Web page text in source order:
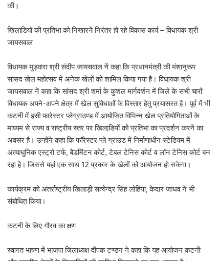
की।
खिलाडियों की प्रतिभा को निखारनें निरंतर हो रहे विकास कार्य – विधायक श्री
जायसवाल
विधायक मुड़वारा श्री संदीप जायसवाल नें कहा कि प्रधानमंत्री की मंशानुरूप
सांसद खेल महोत्‍सव में अनेक खेलों को शामिल किया गया है। विधायक श्री
जायसवाल नें कहा कि सांसद श्री शर्मा के कुशल मार्गदर्शन में जिले के सभी चारों
विधायक अपने-अपने क्षेत्र में खेल सुविधाओं के विस्तार हेतु प्रयासरत है। पूर्व में भी
कटनी में इसी फारेस्टर प्लेग्राउण्ड में आयोजित विभिन्‍न खेल प्रतियोगिताओं के
माध्यम से राज्‍य व राष्‍ट्रीय स्‍तर पर खिलाडि़यों को प्रतिभा का प्रदर्शन करनें का
अवसर है। उन्‍होंने कहा कि फॉरेस्‍टर प्‍ले ग्राउंड में निर्माणाधीन स्‍टेडियम में
अत्‍याधुनिक एस्‍ट्रो टर्फ, बैडमिंटन कोर्ट, टेबल टेनिस कोर्ट व लॉन टेनिस कोर्ट बन
रहा है। जिससे यहां एक साथ 12 प्रकार के खेलों को आयोजन हो सकेगा।
कार्यक्रम को अंतर्राष्‍ट्रीय खिलाड़ी सत्‍येन्‍द्र सिंह लोहिया, केदार जाधव ने भी
संबोधित किया।
कटनी के लिए गौरव का क्षण
स्वागत भाषण में भाजपा जिलाध्यक्ष दीपक टण्डन ने कहा कि यह आयोजन कटनी